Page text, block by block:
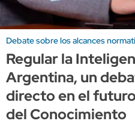
Debate sobre los alcances
Regular la
Argentina, un
directo en el
del Conocimiento